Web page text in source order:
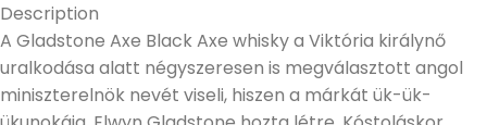
Description
A Gladstone Axe Black Axe whisky a Viktória királynő
uralkodása alatt négyszeresen is megválasztott angol
miniszterelnök nevét viseli, hiszen a márkát ük-ük-